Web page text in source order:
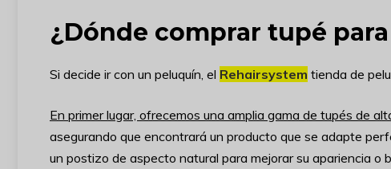
¿Dónde comprar tupé
Si decide ir con un peluquín, el Rehairsystem tienda de
En primer lugar, ofrecemos una amplia gama de tupés de
asegurando que encontrará un producto que se adapte
un postizo de aspecto natural para mejorar su apariencia o